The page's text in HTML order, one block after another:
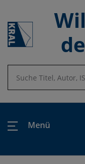
Menü